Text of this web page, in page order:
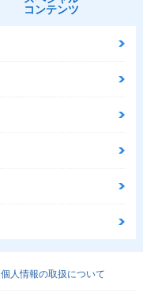
コンテンツ
個人情報の取扱について